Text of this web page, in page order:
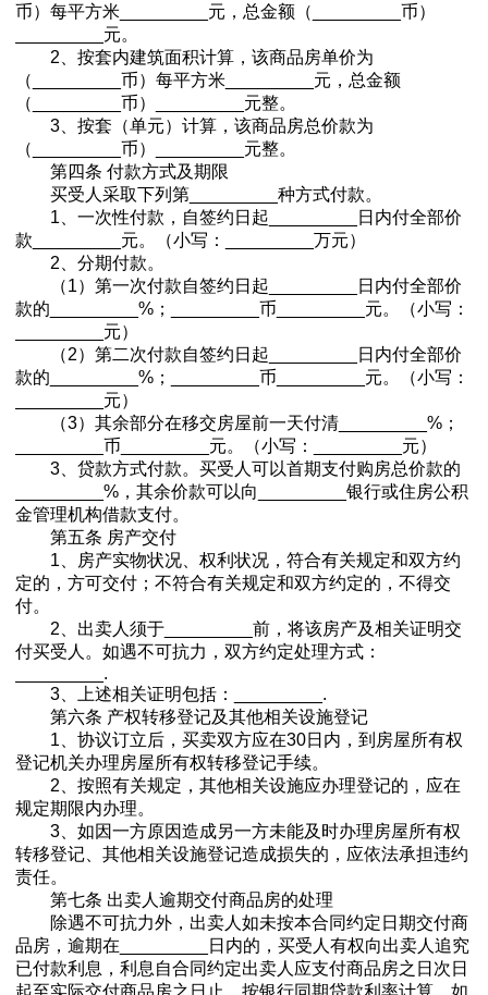
币）每平方米_________元，总金额（_________币）
_________元。
2、按套内建筑面积计算，该商品房单价为
（_________币）每平方米_________元，总金额
（_________币）_________元整。
3、按套（单元）计算，该商品房总价款为
（_________币）_________元整。
第四条 付款方式及期限
买受人采取下列第_________种方式付款。
1、一次性付款，自签约日起_________日内付全部价
款_________元。（小写：_________万元）
2、分期付款。
（1）第一次付款自签约日起_________日内付全部价
款的_________%；_________币_________元。（小写：
_________元）
（2）第二次付款自签约日起_________日内付全部价
款的_________%；_________币_________元。（小写：
_________元）
（3）其余部分在移交房屋前一天付清_________%；
_________币_________元。（小写：_________元）
3、贷款方式付款。买受人可以首期支付购房总价款的
_________%，其余价款可以向_________银行或住房公积
金管理机构借款支付。
第五条 房产交付
1、房产实物状况、权利状况，符合有关规定和双方约
定的，方可交付；不符合有关规定和双方约定的，不得交
付。
2、出卖人须于_________前，将该房产及相关证明交
付买受人。如遇不可抗力，双方约定处理方式：
_________.
3、上述相关证明包括：_________.
第六条 产权转移登记及其他相关设施登记
1、协议订立后，买卖双方应在30日内，到房屋所有权
登记机关办理房屋所有权转移登记手续。
2、按照有关规定，其他相关设施应办理登记的，应在
规定期限内办理。
3、如因一方原因造成另一方未能及时办理房屋所有权
转移登记、其他相关设施登记造成损失的，应依法承担违约
责任。
第七条 出卖人逾期交付商品房的处理
除遇不可抗力外，出卖人如未按本合同约定日期交付商
品房，逾期在_________日内的，买受人有权向出卖人追究
已付款利息，利息自合同约定出卖人应支付商品房之日次日